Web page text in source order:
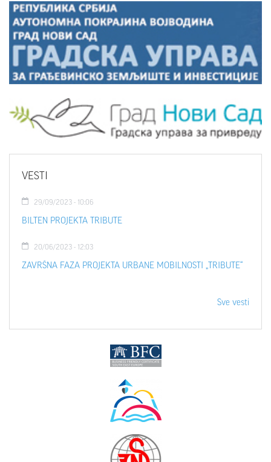
VESTI
29/09/2023 - 10:06
BILTEN PROJEKTA TRIBUTE
20/06/2023 - 12:03
ZAVRŠNA FAZA PROJEKTA URBANE MOBILNOSTI „TRIBUTE“
Sve vesti